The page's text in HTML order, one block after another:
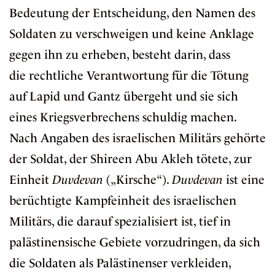
Bedeutung der Entscheidung, den Namen des
Soldaten zu verschweigen und keine Anklage
gegen ihn zu erheben, besteht darin, dass
die rechtliche Verantwortung für die Tötung
auf Lapid und Gantz übergeht und sie sich
eines Kriegsverbrechens schuldig machen.
Nach Angaben des israelischen Militärs gehörte
der Soldat, der Shireen Abu Akleh tötete, zur
EinheitDuvdevan („Kirsche“).Duvdevan ist eine
berüchtigte Kampfeinheit des israelischen
Militärs, die darauf spezialisiert ist, tief in
palästinensische Gebiete vorzudringen, da sich
die Soldaten als Palästinenser verkleiden,